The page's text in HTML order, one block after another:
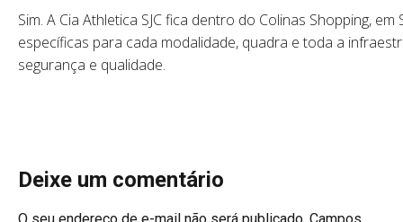
Sim. A Cia Athletica SJC fica dentro do Colinas Shopping,
específicas para cada modalidade, quadra e toda a
segurança e qualidade.
Deixe um comentário
O seu endereço de e-mail não será publicado. Campos